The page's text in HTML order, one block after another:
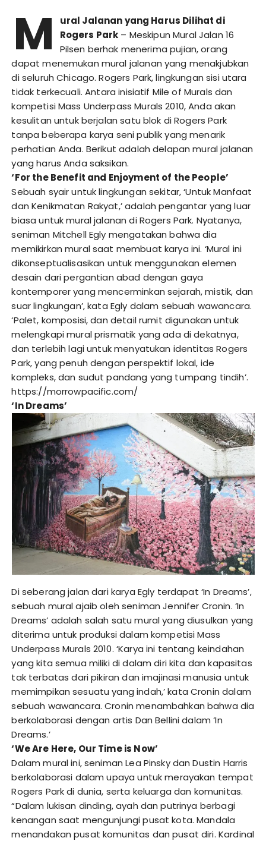
M
ural Jalanan yang Harus Dilihat di
Rogers Park – Meskipun Mural Jalan 16
Pilsen berhak menerima pujian, orang
dapat menemukan mural jalanan yang menakjubkan
di seluruh Chicago. Rogers Park, lingkungan sisi utara
tidak terkecuali. Antara inisiatif Mile of Murals dan
kompetisi Mass Underpass Murals 2010, Anda akan
kesulitan untuk berjalan satu blok di Rogers Park
tanpa beberapa karya seni publik yang menarik
perhatian Anda. Berikut adalah delapan mural jalanan
yang harus Anda saksikan.
‘For the Benefit and Enjoyment of the People’
Sebuah syair untuk lingkungan sekitar, ‘Untuk Manfaat
dan Kenikmatan Rakyat,’ adalah pengantar yang luar
biasa untuk mural jalanan di Rogers Park. Nyatanya,
seniman Mitchell Egly mengatakan bahwa dia
memikirkan mural saat membuat karya ini. ‘Mural ini
dikonseptualisasikan untuk menggunakan elemen
desain dari pergantian abad dengan gaya
kontemporer yang mencerminkan sejarah, mistik, dan
suar lingkungan’, kata Egly dalam sebuah wawancara.
‘Palet, komposisi, dan detail rumit digunakan untuk
melengkapi mural prismatik yang ada di dekatnya,
dan terlebih lagi untuk menyatukan identitas Rogers
Park, yang penuh dengan perspektif lokal, ide
kompleks, dan sudut pandang yang tumpang tindih’.
https://morrowpacific.com/
‘In Dreams’
Di seberang jalan dari karya Egly terdapat ‘In Dreams’,
sebuah mural ajaib oleh seniman Jennifer Cronin. ‘In
Dreams’ adalah salah satu mural yang diusulkan yang
diterima untuk produksi dalam kompetisi Mass
Underpass Murals 2010. ‘Karya ini tentang keindahan
yang kita semua miliki di dalam diri kita dan kapasitas
tak terbatas dari pikiran dan imajinasi manusia untuk
memimpikan sesuatu yang indah,’ kata Cronin dalam
sebuah wawancara. Cronin menambahkan bahwa dia
berkolaborasi dengan artis Dan Bellini dalam ‘In
Dreams.’
‘We Are Here, Our Time is Now’
Dalam mural ini, seniman Lea Pinsky dan Dustin Harris
berkolaborasi dalam upaya untuk merayakan tempat
Rogers Park di dunia, serta keluarga dan komunitas.
“Dalam lukisan dinding, ayah dan putrinya berbagi
kenangan saat mengunjungi pusat kota. Mandala
menandakan pusat komunitas dan pusat diri. Kardinal